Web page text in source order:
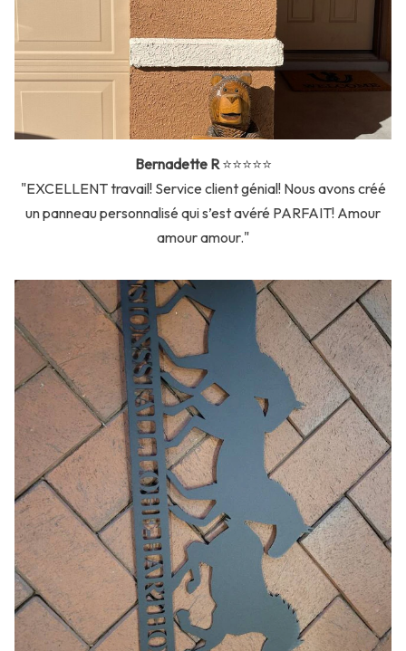
Bernadette R⭐️⭐️⭐️⭐️⭐️
"EXCELLENT travail! Service client génial! Nous avons créé
un panneau personnalisé qui s’est avéré PARFAIT! Amour
amour amour."